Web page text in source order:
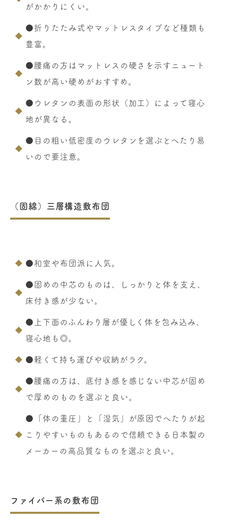
がかかりにくい。
●折りたたみ式やマットレスタイプなど種類も
豊富。
●腰痛の方はマットレスの硬さを示すニュート
ン数が高い硬めがおすすめ。
●ウレタンの表面の形状（加工）によって寝心
地が異なる。
●目の粗い低密度のウレタンを選ぶとへたり易
いので要注意。
（固綿）三層構造敷布団
●和室や布団派に人気。
●固めの中芯のものは、しっかりと体を支え、
床付き感が少ない。
●上下面のふんわり層が優しく体を包み込み、
寝心地も◎。
●軽くて持ち運びや収納がラク。
●腰痛の方は、底付き感を感じない中芯が固め
で厚めのものを選ぶと良い。
●「体の重圧」と「湿気」が原因でへたりが起
こりやすいものもあるので信頼できる日本製の
メーカーの高品質なものを選ぶと良い。
ファイバー系の敷布団